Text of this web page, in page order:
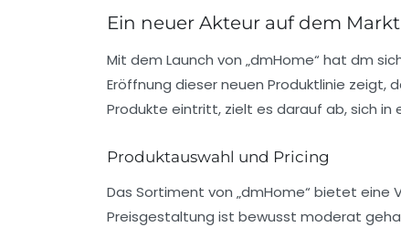
Ein neuer Akteur auf dem Markt
Mit dem Launch von „dmHome“ hat dm
Eröffnung dieser neuen Produktlinie zeigt,
Produkte eintritt, zielt es darauf ab, sich in
Produktauswahl und Pricing
Das Sortiment von „dmHome“ bietet eine
Preisgestaltung ist bewusst moderat